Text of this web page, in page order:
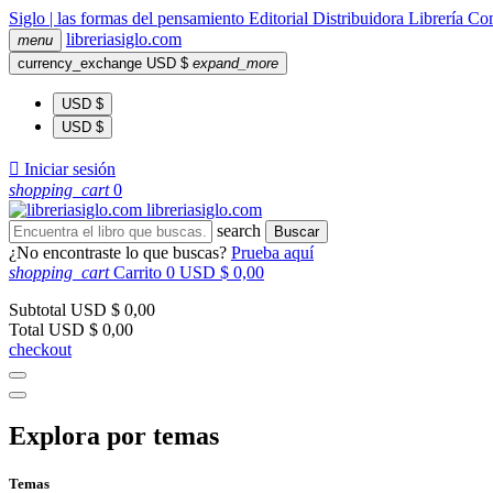
Siglo | las formas del pensamiento Editorial Distribuidora Librería
menu libreriasiglo.com
currency_exchange USD $ expand_more
USD $
USD $
 Iniciar sesión
shopping_cart 0
libreriasiglo.com
search
Buscar
¿No encontraste lo que buscas? Prueba aquí
shopping_cart Carrito 0 USD $ 0,00
Subtotal USD $ 0,00
Total USD $ 0,00
checkout
Explora por temas
Temas